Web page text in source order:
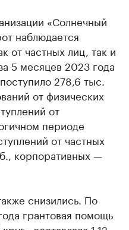
«Солнечный
наблюдается
от частных лиц, так и
5 месяцев 2023 года
278,6 тыс.
от физических
от
периоде
от частных
корпоративных —
снизились. По
грантовая помощь